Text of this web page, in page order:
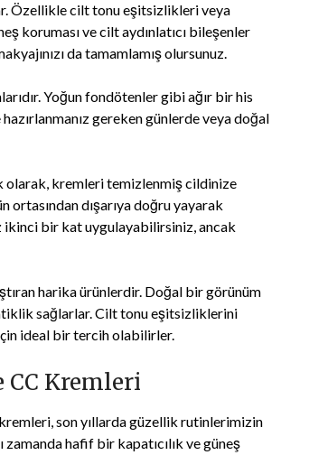
Özellikle cilt tonu eşitsizlikleri veya
koruması ve cilt aydınlatıcı bileşenler
da tamamlamış olursunuz.
Yoğun fondötenler gibi ağır bir his
gereken günlerde veya doğal
olarak, kremleri temizlenmiş cildinize
ortasından dışarıya doğru yayarak
ikinci bir kat uygulayabilirsiniz, ancak
harika ürünlerdir. Doğal bir görünüm
sağlarlar. Cilt tonu eşitsizliklerini
ideal bir tercih olabilirler.
CC Kremleri
son yıllarda güzellik rutinlerimizin
hafif bir kapatıcılık ve güneş